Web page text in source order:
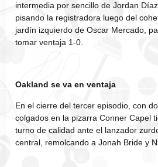
intermedia por sencillo de Jordan Díaz,
pisando la registradora luego del
jardín izquierdo de Oscar Mercado,
tomar ventaja 1-0.
Oakland se va en ventaja
En el cierre del tercer episodio, con
colgados en la pizarra Conner Capel
turno de calidad ante el lanzador
central, remolcando a Jonah Bride y